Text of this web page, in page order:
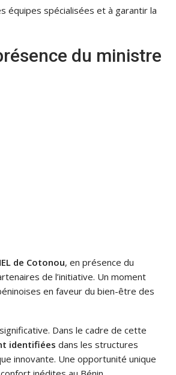
équipes spécialisées et à garantir la
du ministre
de Cotonou, en présence du
de l’initiative. Un moment
en faveur du bien-être des
Dans le cadre de cette
identifiées dans les structures
innovante. Une opportunité unique